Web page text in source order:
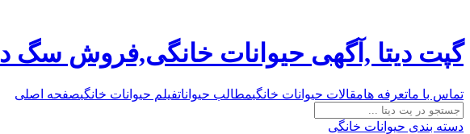
گپت دیتا ,آگهی حیوانات خانگی,فروش سگ د
تماس با ماتعرفه هامقالات حیوانات خانگیمطالب حیواناتفیلم حیوانات خانگیصفحه اصلی
دسته بندی حیوانات خانگی